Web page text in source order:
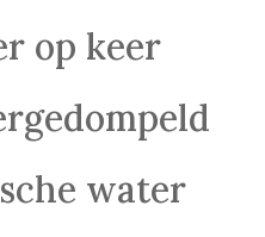
op keer
water